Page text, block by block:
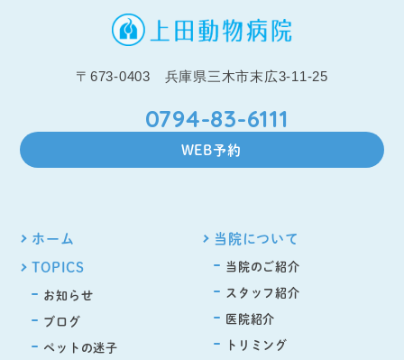
〒673-0403 兵庫県三木市末広3-11-25
0794-83-6111
WEB予約
ホーム
TOPICS
お知らせ
ブログ
ペットの迷子
当院について
当院のご紹介
スタッフ紹介
医院紹介
トリミング